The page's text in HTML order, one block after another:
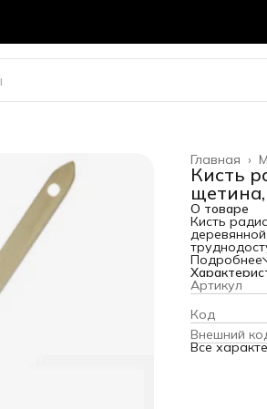
Главная ›
Кисть
О товаре
Кисть
Кубометре
Подробнее
Артикул
Код
Внешний
Все